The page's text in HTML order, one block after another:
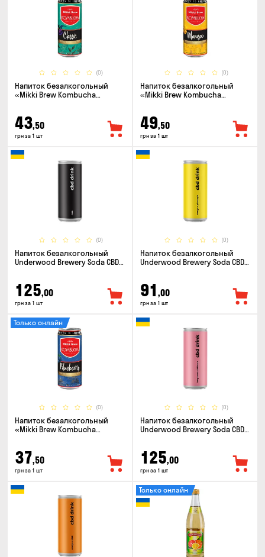
(0)
Напиток безалкогольный
«Mikki Brew Kombucha
43,50
грн за 1 шт
(0)
Напиток безалкогольный
«Mikki Brew Kombucha
49,50
грн за 1 шт
(0)
Напиток безалкогольный
Underwood Brewery Soda CBD
125,00
грн за 1 шт
(0)
Напиток безалкогольный
Underwood Brewery Soda CBD
91 ,00
грн за 1 шт
(0)
Только онлайн
Напиток безалкогольный
«Mikki Brew Kombucha
37,50
грн за 1 шт
(0)
Напиток безалкогольный
Underwood Brewery Soda CBD
125,00
грн за 1 шт
Только онлайн